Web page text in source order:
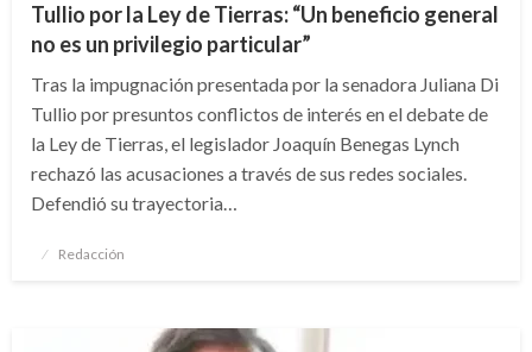
Tullio por la Ley de Tierras: “Un beneficio general
no es un privilegio particular”
Tras la impugnación presentada por la senadora Juliana Di
Tullio por presuntos conflictos de interés en el debate de
la Ley de Tierras, el legislador Joaquín Benegas Lynch
rechazó las acusaciones a través de sus redes sociales.
Defendió su trayectoria…
Publicado
Redacción